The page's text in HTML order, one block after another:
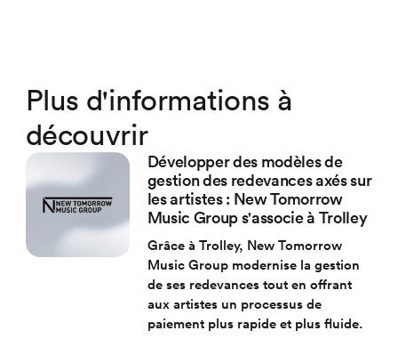
Plus d'informations à
découvrir
Développer des modèles de
gestion des redevances axés sur
les artistes : New Tomorrow
Music Group s'associe à Trolley
Grâce à Trolley, New Tomorrow
Music Group modernise la gestion
de ses redevances tout en offrant
aux artistes un processus de
paiement plus rapide et plus fluide.